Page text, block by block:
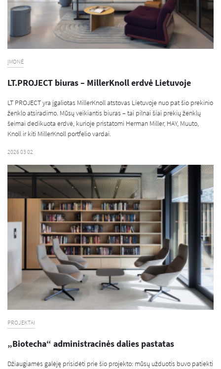
ĮMONĖ
LT.PROJECT biuras – MillerKnoll erdvė Lietuvoje
LT PROJECT yra įgaliotas MillerKnoll atstovas Lietuvoje nuo pat šio prekinio
ženklo atsiradimo. Mūsų veikiantis biuras – tai pilnai šiai prekių ženklų
šeimai dedikuota erdvė, kurioje pristatomi Herman Miller, HAY, Muuto,
Knoll ir kiti MillerKnoll portfelio vardai.
2026 03 02
PROJEKTAI
„Biotecha“ administracinės dalies pastatas
Džiaugiamės galėję prisidėti prie šio projekto: mūsų užduotis buvo patiekti